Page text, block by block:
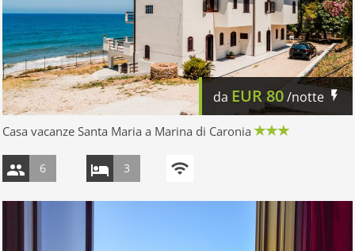
da EUR 80/notte
Casa vacanze Santa Maria a Marina di Caronia
6 3